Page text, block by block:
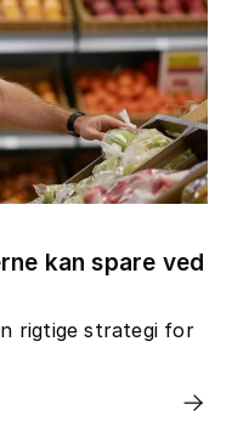
kan spare ved
rigtige strategi for